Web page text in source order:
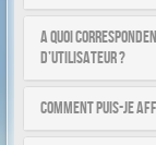
A quoi
d’utilisateur ?
Comment puis-je